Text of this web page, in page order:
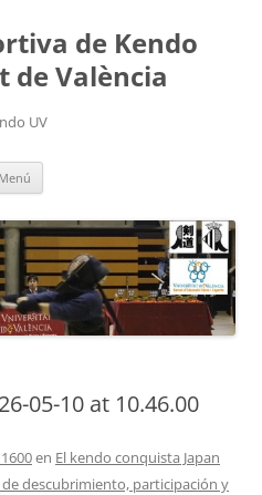
de Kendo
de València
UV
Menú
05-10 at 10.46.00
en El kendo conquista Japan
descubrimiento, participación y